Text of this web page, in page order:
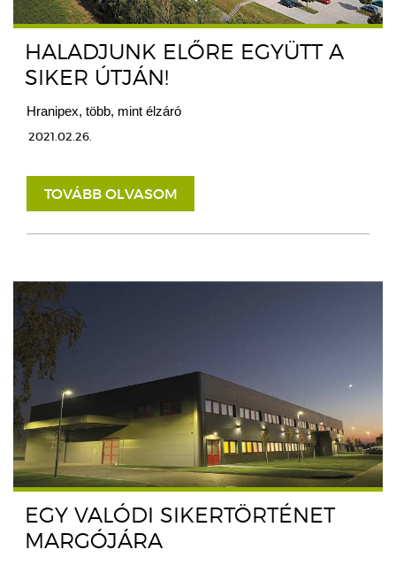
HALADJUNK ELŐRE EGYÜTT A
SIKER ÚTJÁN!
Hranipex, több, mint élzáró
2021.02.26.
TOVÁBB OLVASOM
EGY VALÓDI SIKERTÖRTÉNET
MARGÓJÁRA